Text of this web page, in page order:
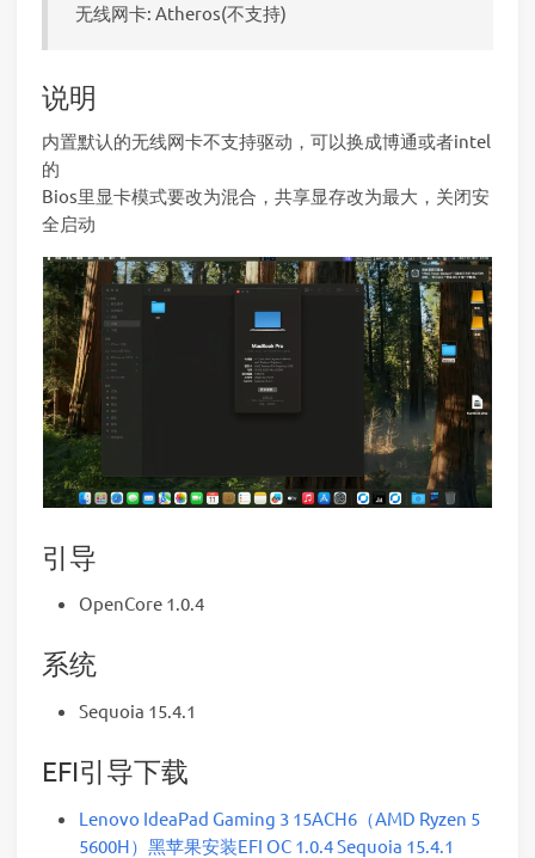
无线网卡: Atheros(不支持)
说明
内置默认的无线网卡不支持驱动，可以换成博通或者intel
的
Bios里显卡模式要改为混合，共享显存改为最大，关闭安
全启动
引导
OpenCore 1.0.4
系统
Sequoia 15.4.1
EFI引导下载
Lenovo IdeaPad Gaming 3 15ACH6（AMD Ryzen 5
5600H）黑苹果安装EFI OC 1.0.4 Sequoia 15.4.1